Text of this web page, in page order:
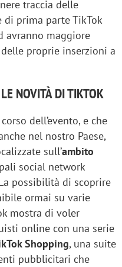
traccia delle
di prima parte TikTok
avranno maggiore
proprie inserzioni a
NOVITÀ DI TIKTOK
dell’evento, e che
nel nostro Paese,
sull’ambito
social network
possibilità di scoprire
ormai su varie
mostra di voler
online con una serie
Shopping, una suite
pubblicitari che